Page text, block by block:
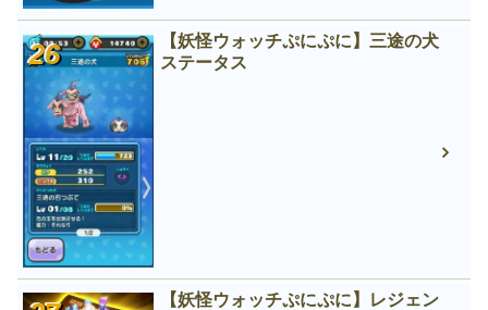
【妖怪ウォッチぷにぷに】三途の犬
ステータス
【妖怪ウォッチぷにぷに】レジェン